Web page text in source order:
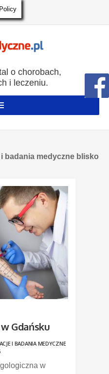
o chorobach,
i leczeniu.
badania medyczne blisko
Gdańsku
I BADANIA MEDYCZNE
w